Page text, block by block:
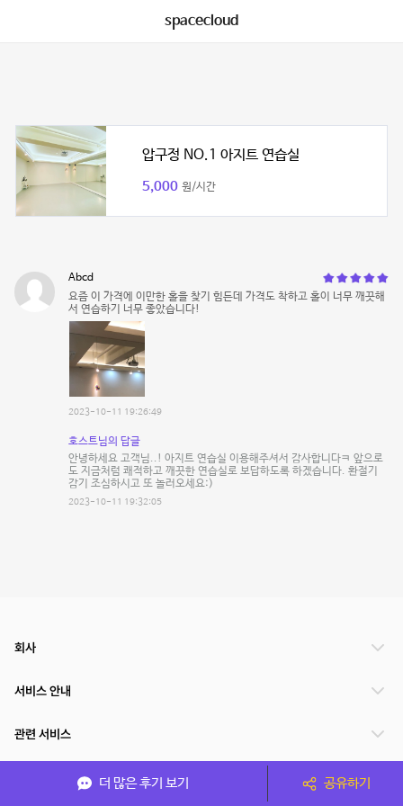
spacecloud
압구정 NO.1 아지트 연습실
5,000 원/시간
Abcd
요즘 이 가격에 이만한 홀을 찾기 힘든데 가격도 착하고 홀이 너무 깨끗해
서 연습하기 너무 좋았습니다!
2023-10-11 19:26:49
호스트님의 답글
안녕하세요 고객님..! 아지트 연습실 이용해주셔서 감사합니다ㅋ 앞으로
도 지금처럼 쾌적하고 깨끗한 연습실로 보답하도록 하겠습니다. 환절기
감기 조심하시고 또 놀러오세요:)
2023-10-11 19:32:05
더 많은 후기 보기 공유하기
회사
서비스 안내
관련 서비스